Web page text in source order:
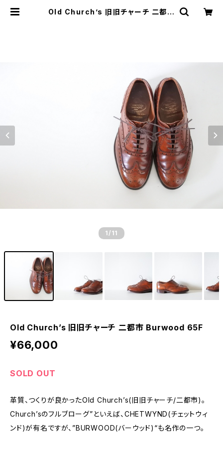
Old Church’s 旧旧チャーチ 二都市
1 /11
Old Church’s 旧旧チャーチ 二都市 Burwood 65F
¥66,000
SOLD OUT
革質、つくりが良かったOld Church’s(旧旧チャーチ/二都市)。
Church’sのフルブローグ”といえば、CHETWYND(チェットウィ
ンド)が有名ですが、”BURWOOD(バーウッド)“も名作の一つ。